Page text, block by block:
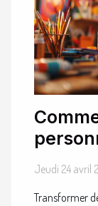
Jeudi 24 avril
Transformer